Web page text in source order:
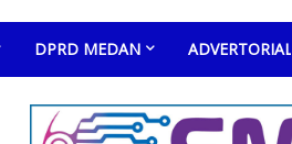
DPRD MEDAN ADVERTORIAL